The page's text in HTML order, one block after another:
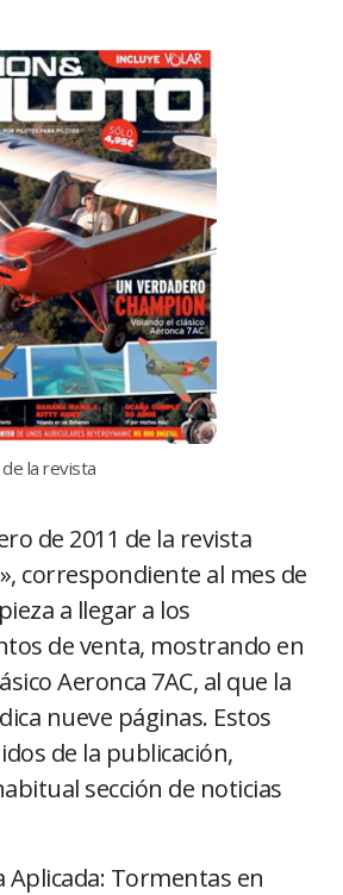
la revista
de 2011 de la revista
correspondiente al mes de
a llegar a los
de venta, mostrando en
Aeronca 7AC, al que la
nueve páginas. Estos
de la publicación,
sección de noticias
Aplicada: Tormentas en